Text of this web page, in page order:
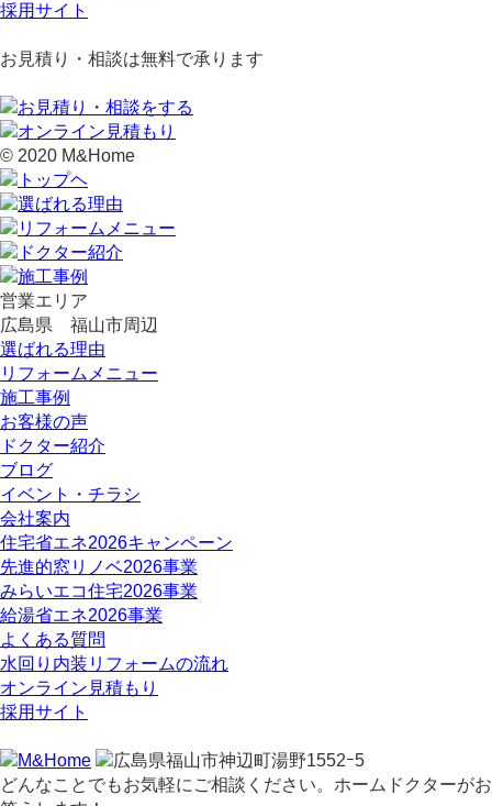
採用サイト
お見積り・相談は無料で承ります
© 2020 M&Home
営業エリア
広島県 福山市周辺
選ばれる理由
リフォームメニュー
施工事例
お客様の声
ドクター紹介
ブログ
イベント・チラシ
会社案内
住宅省エネ2026キャンペーン
先進的窓リノベ2026事業
みらいエコ住宅2026事業
給湯省エネ2026事業
よくある質問
水回り内装リフォームの流れ
オンライン見積もり
採用サイト
どんなことでもお気軽にご相談ください。ホームドクターがお